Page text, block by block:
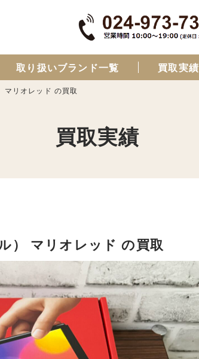
取り扱いブランド一覧 買取実績
リオレッド の買取
買取実績
） マリオレッド の買取